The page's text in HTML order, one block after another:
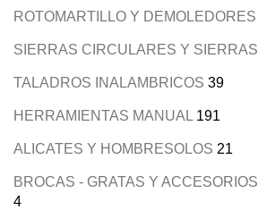
ROTOMARTILLO Y DEMOLEDORES
SIERRAS CIRCULARES Y
TALADROS INALAMBRICOS 39
HERRAMIENTAS MANUAL 191
ALICATES Y HOMBRESOLOS 21
BROCAS - GRATAS Y
4